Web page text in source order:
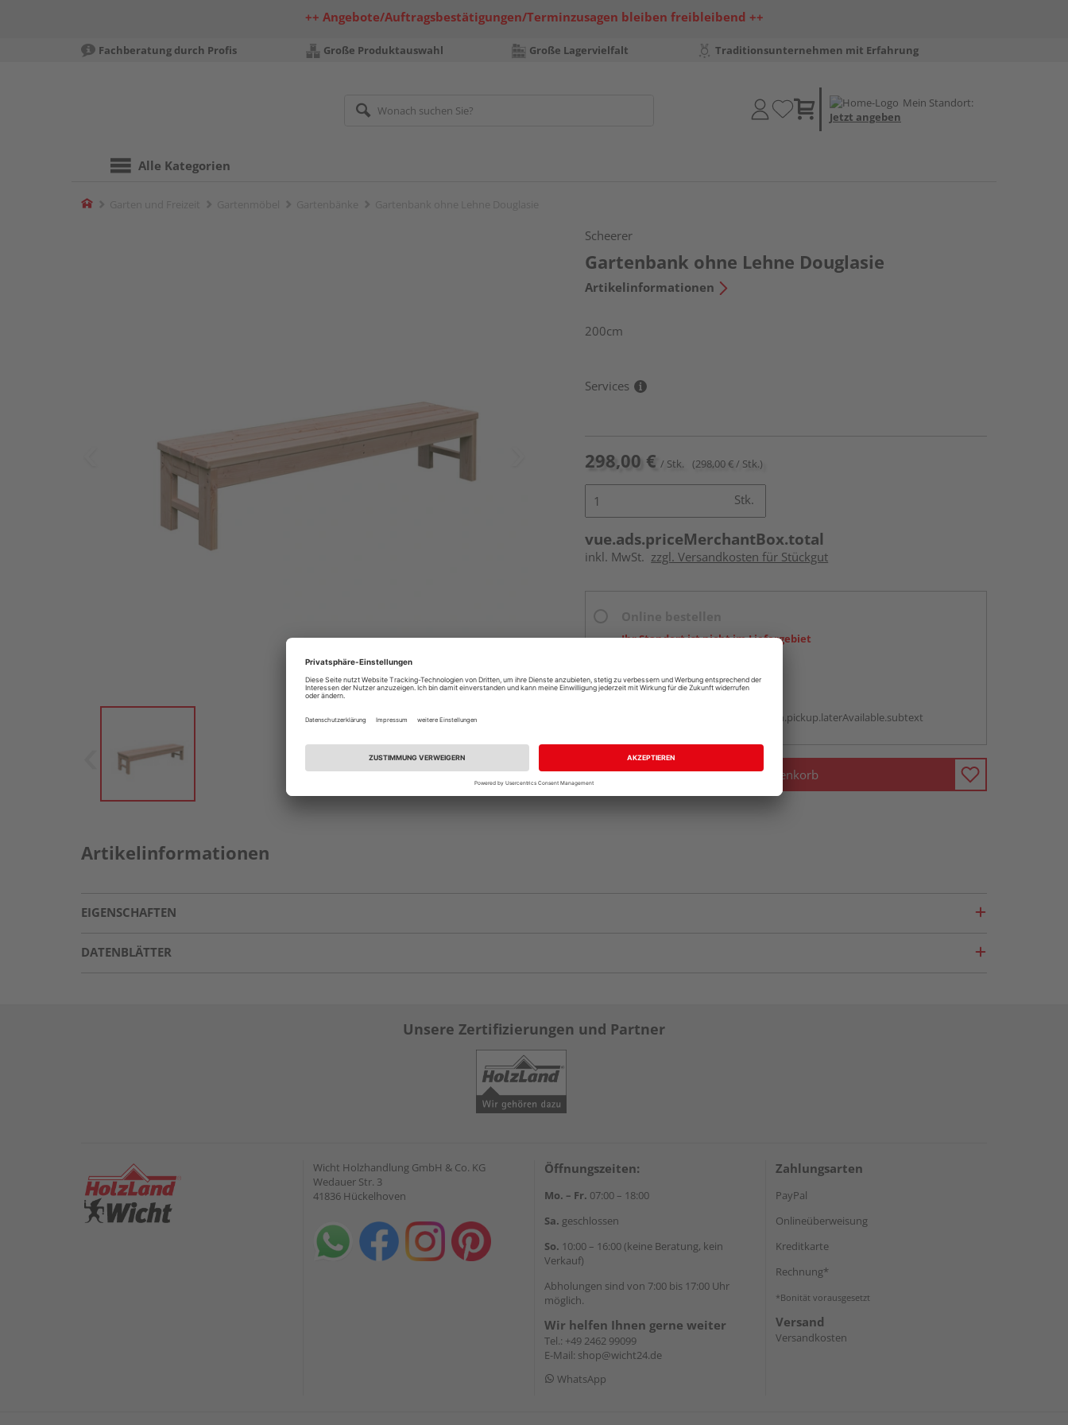
++ Angebote/Auftragsbestätigungen/Terminzusagen bleiben freibleibend ++
Fachberatung durch Profis Große Produktauswahl Große Lagervielfalt Traditionsunternehmen mit Erfahrung
Mein Standort:
Jetzt angeben
Alle Kategorien
Home
Scheerer
Gartenbank ohne Lehne Douglasie
Artikelinformationen
200cm
Services
298,00 € / Stk. (298,00 € / Stk.)
Stk.
vue.ads.priceMerchantBox.total
inkl. MwSt. zzgl. Versandkosten für Stückgut
Ihr Standort ist nicht im Liefergebiet
Beim Händler abholen
vue.ads.priceMerchantBox.option.pickup.laterAvailable.subtext
In den Warenkorb
Artikelinformationen
EIGENSCHAFTEN
DATENBLÄTTER
Unsere Zertifizierungen und Partner
Wicht Holzhandlung GmbH & Co. KG
Wedauer Str. 3
41836 Hückelhoven
Öffnungszeiten:
Mo. – Fr. 07:00 – 18:00
Sa. geschlossen
So. 10:00 – 16:00 (keine Beratung, kein
Verkauf)
Abholungen sind von 7:00 bis 17:00 Uhr
möglich.
Wir helfen Ihnen gerne weiter
Tel.: +49 2462 99099
E-Mail: shop@wicht24.de
WhatsApp
Zahlungsarten
PayPal
Onlineüberweisung
Kreditkarte
Rechnung*
*Bonität vorausgesetzt
Versand
Versandkosten